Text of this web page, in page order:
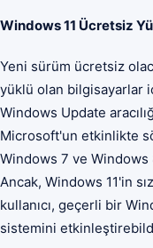
Windows 11 Ücretsiz
Yeni sürüm ücretsiz
yüklü olan bilgisayarlar
Windows Update
Microsoft'un etkinlikte
Windows 7 ve Windows
Ancak, Windows 11'in
kullanıcı, geçerli bir
sistemini